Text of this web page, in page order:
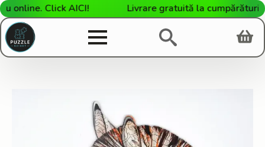
Click AICI! Livrare gratuită la cumpărături